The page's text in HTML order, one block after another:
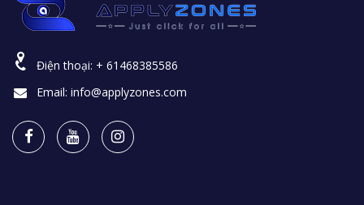
Điện thoại: + 61468385586
Email: info@applyzones.com